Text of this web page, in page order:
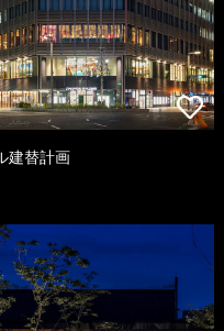
建替計画